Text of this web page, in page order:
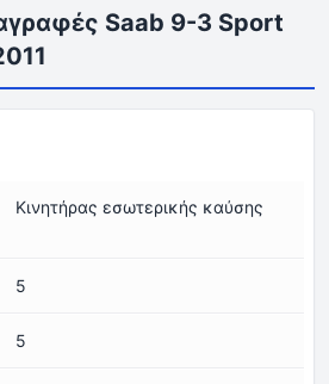
Saab 9-3 Sport
Κινητήρας εσωτερικής καύσης
5
5